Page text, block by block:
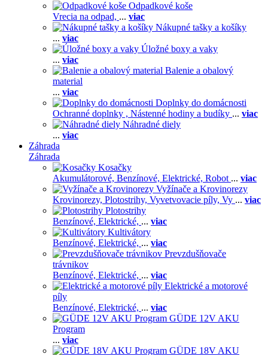
Odpadkové koše
Vrecia na odpad, ... viac
Nákupné tašky a košíky
... viac
Úložné boxy a vaky
... viac
Balenie a obalový
material
... viac
Doplnky do domácnosti
Ochranné doplnky , Nástenné hodiny a budíky ... viac
Náhradné diely
... viac
Záhrada
Záhrada
Kosačky
Akumulátorové, Benzínové, Elektrické, Robot ... viac
Vyžínače a Krovinorezy
Krovinorezy, Plotostrihy, Vyvetvovacie píly, Vy ... viac
Plotostrihy
Benzínové, Elektrické, ... viac
Kultivátory
Benzínové, Elektrické, ... viac
Prevzdušňovače
trávnikov
Benzínové, Elektrické, ... viac
Elektrické a motorové
píly
Benzínové, Elektrické, ... viac
GÜDE 12V AKU
Program
... viac
GÜDE 18V AKU